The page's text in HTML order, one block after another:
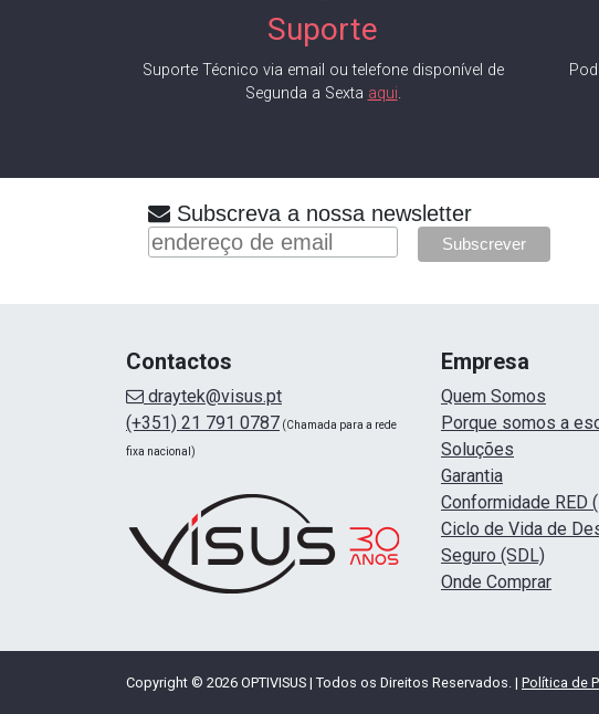
Suporte
Suporte Técnico via email ou telefone disponível de
Segunda a Sexta aqui.
Subscreva a nossa newsletter
Contactos
draytek@visus.pt
(+351) 21 791 0787 (Chamada para a rede
fixa nacional)
Empresa
Quem Somos
Porque somos a
Soluções
Garantia
Conformidade RED
Ciclo de Vida de
Seguro (SDL)
Onde Comprar
Copyright © 2026 OPTIVISUS | Todos os Direitos Reservados. | Política de